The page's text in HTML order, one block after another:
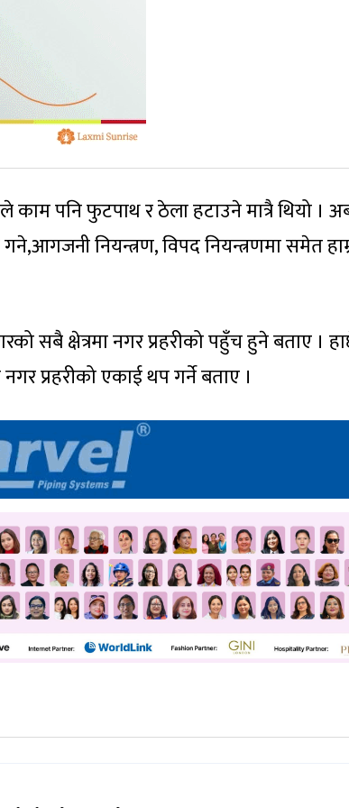
काम पनि फुटपाथ र ठेला हटाउने मात्रै थियो ।
नियन्त्रण, विपद नियन्त्रणमा समेत
सबै क्षेत्रमा नगर प्रहरीको पहुँच हुने बताए ।
प्रहरीको एकाई थप गर्ने बताए ।